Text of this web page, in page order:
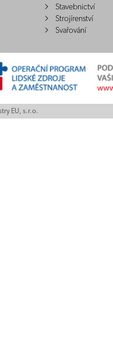
Stavebnictví
Strojírenství
Svařování
EU, s.r.o.